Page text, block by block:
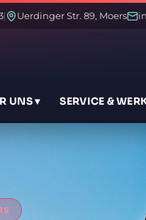
| Uerdinger Str. 89, Moers
UNS ▾ SERVICE &